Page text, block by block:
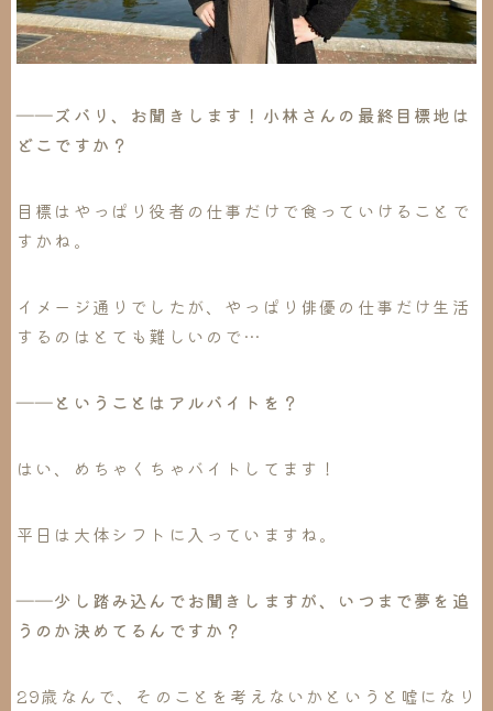
――ズバリ、お聞きします！小林さんの最終目標地は
どこですか？
目標はやっぱり役者の仕事だけで食っていけることで
すかね。
イメージ通りでしたが、やっぱり俳優の仕事だけ生活
するのはとても難しいので…
――ということはアルバイトを？
はい、めちゃくちゃバイトしてます！
平日は大体シフトに入っていますね。
――少し踏み込んでお聞きしますが、いつまで夢を追
うのか決めてるんですか？
29歳なんで、そのことを考えないかというと嘘になり